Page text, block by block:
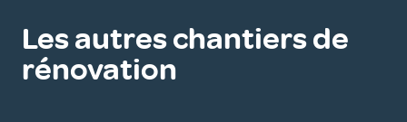
Les autres chantiers de
rénovation